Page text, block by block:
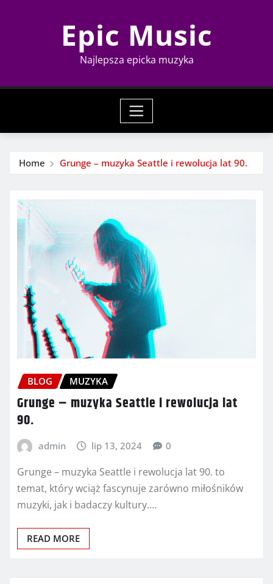
Epic Music
Najlepsza epicka muzyka
Home Grunge – muzyka Seattle i rewolucja lat 90.
BLOG MUZYKA
Grunge – muzyka Seattle i rewolucja lat
90.
admin lip 13, 2024 0
Grunge – muzyka Seattle i rewolucja lat 90. to
temat, który wciąż fascynuje zarówno miłośników
muzyki, jak i badaczy kultury.…
READ MORE